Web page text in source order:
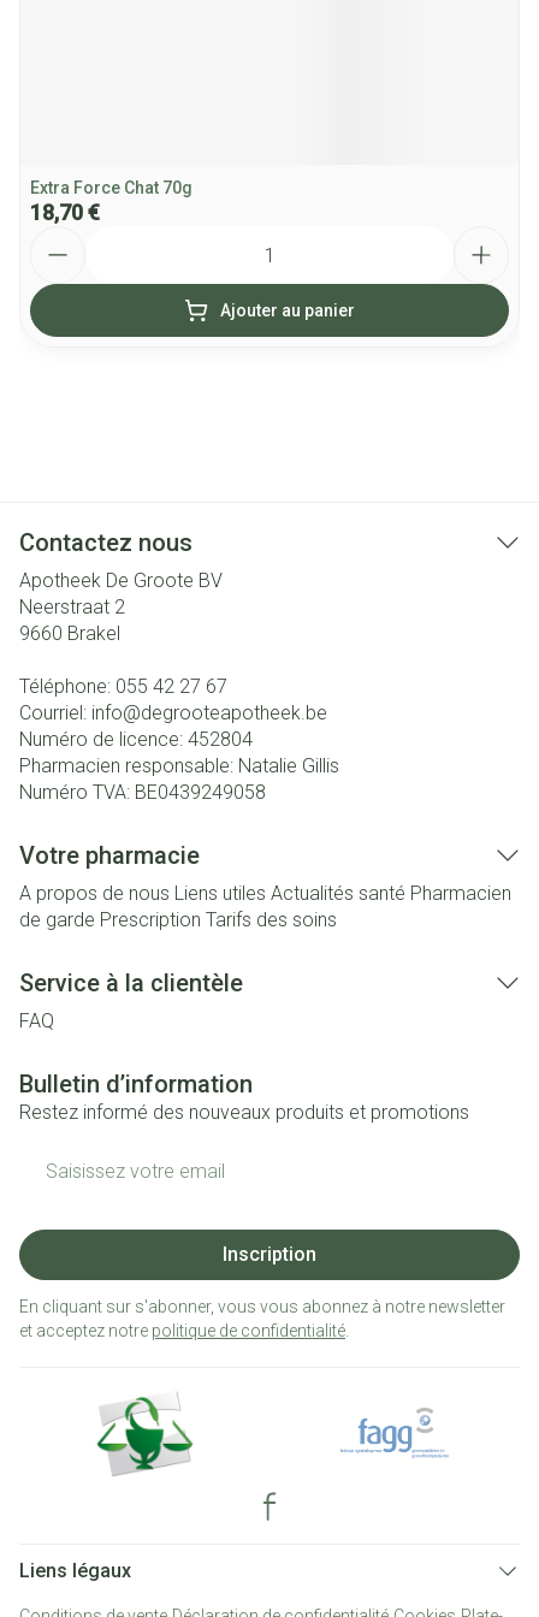
Extra Force Chat 70g
18,70 €
Ajouter au panier
Contactez nous
Apotheek De Groote BV
Neerstraat 2
9660 Brakel
Téléphone: 055 42 27 67
Courriel: info@degrooteapotheek.be
Numéro de licence: 452804
Pharmacien responsable: Natalie Gillis
Numéro TVA: BE0439249058
Votre pharmacie
A propos de nous Liens utiles Actualités santé Pharmacien
de garde Prescription Tarifs des soins
Service à la clientèle
FAQ
Bulletin d’information
Restez informé des nouveaux produits et promotions
Inscription
En cliquant sur s'abonner, vous vous abonnez à notre newsletter
et acceptez notre politique de confidentialité
Liens légaux